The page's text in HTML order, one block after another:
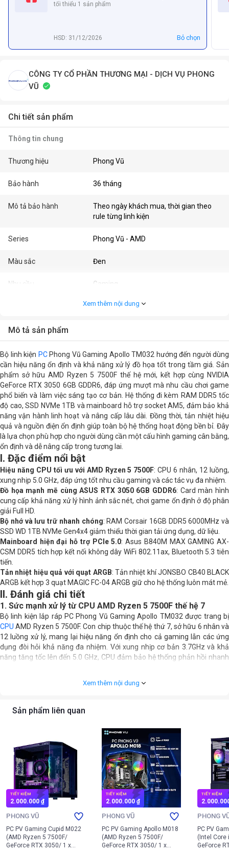
tối thiểu 1 sản phẩm
HSD: 31/12/2026 Bỏ chọn
CÔNG TY CỔ PHẦN THƯƠNG MẠI - DỊCH VỤ PHONG
VŨ
Chi tiết sản phẩm
Thông tin chung
Thương hiệu Phong Vũ
Bảo hành 36 tháng
Mô tả bảo hành
Theo ngày khách mua, thời gian theo
rule từng linh kiện
Series Phong Vũ - AMD
Màu sắc Đen
Nhu cầu Gaming
PC Gaming
Cấu hình chi tiết
CPU
AMD 7000 series
AMD Ryzen 5 7500F ( 3.7GHz - 5.0GHz /
32MB / 6 nhân, 12 luồng )
Mainboard Asus B840M MAX
RAM Corsair 1 x 16GB DDR5 6000MHz
VGA Asus GeForce RTX 3050 6GB GDDR6
Storage (SSD/HDD)
Cổng kết nối
1 x USB Type C , 2 x USB 3.2 , 2 x USB
2.0 , 1 x LAN 2.5Gb/s
Cổng xuất hình 1 x HDMI , 1 x DisplayPort , 1 x DVI-D
Hệ điều hành Free DOS
Xem thêm nội dung
Mô tả sản phẩm
Bộ linh kiện PCPhong Vũ Gaming Apollo TM032 hướng đến người dùng
cần hiệu năng ổn định và khả năng xử lý đồ họa tốt trong tầm giá. Sản
phẩm sở hữu AMD Ryzen 5 7500F thế hệ mới, kết hợp cùng NVIDIA
GeForce RTX 3050 6GB GDDR6, đáp ứng mượt mà nhu cầu chơi game
phổ biến và làm việc sáng tạo cơ bản. Hệ thống đi kèm RAM DDR5 tốc
độ cao, SSD NVMe 1TB và mainboard hỗ trợ socket AM5, đảm bảo khả
năng vận hành linh hoạt và nâng cấp lâu dài. Đồng thời, tản nhiệt hiệu
quả và nguồn điện ổn định giúp toàn bộ hệ thống hoạt động bền bỉ. Đây
là lựa chọn phù hợp cho người dùng cần một cấu hình gaming cân bằng,
ổn định và dễ nâng cấp trong tương lai.
I. Đặc điểm nổi bật
Hiệu năng CPU tối ưu với AMD Ryzen 5 7500F: CPU 6 nhân, 12 luồng,
xung nhịp 5.0 GHz, đáp ứng tốt nhu cầu gaming và các tác vụ đa nhiệm.
Đồ họa mạnh mẽ cùng ASUS RTX 3050 6GB GDDR6: Card màn hình
cung cấp khả năng xử lý hình ảnh sắc nét, chơi game ổn định ở độ phân
giải Full HD.
Bộ nhớ và lưu trữ nhanh chóng: RAM Corsair 16GB DDR5 6000MHz và
SSD WD 1TB NVMe Gen4x4 giảm thiểu thời gian tải ứng dụng, dữ liệu.
Mainboard hiện đại hỗ trợ PCIe 5.0: Asus B840M MAX GAMING AX-
CSM DDR5 tích hợp kết nối không dây WiFi 802.11ax, Bluetooth 5.3 tiên
tiến.
Tản nhiệt hiệu quả với quạt ARGB: Tản nhiệt khí JONSBO CB40 BLACK
ARGB kết hợp 3 quạt MAGIC FC-04 ARGB giữ cho hệ thống luôn mát mẻ.
II. Đánh giá chi tiết
1. Sức mạnh xử lý từ CPU AMD Ryzen 5 7500F thế hệ 7
Bộ linh kiện lắp ráp PC Phong Vũ Gaming Apollo TM032 được trang bị
CPU AMD Ryzen 5 7500F. Con chip thuộc thế hệ thứ 7, sở hữu 6 nhân và
12 luồng xử lý, mang lại hiệu năng ổn định cho cả gaming lẫn các ứng
dụng đòi hỏi khả năng đa nhiệm. Với xung nhịp cơ bản 3.7GHz và khả
năng tăng tốc lên đến 5.0 GHz, CPU đảm bảo hệ thống phản hồi nhanh
Xem thêm nội dung
Sản phẩm liên quan
TIẾT KIỆM
2.000.000 ₫
PHONG VŨ
PC PV Gaming Cupid M022
(AMD Ryzen 5 7500F/
GeForce RTX 3050/ 1 x
TIẾT KIỆM
2.000.000 ₫
PHONG VŨ
PC PV Gaming Apollo M018
(AMD Ryzen 5 7500F/
GeForce RTX 3050/ 1 x
TIẾT KIỆM
PHONG
PC PV
(Intel Core
GeForce